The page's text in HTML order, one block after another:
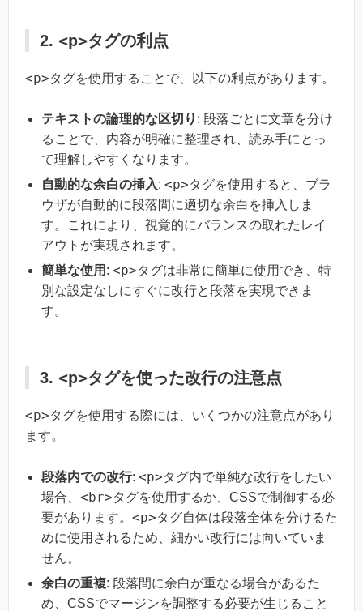
2. <p>タグの利点
<p>タグを使用することで、以下の利点があります。
テキストの論理的な区切り : 段落ごとに文章を分け
ることで、内容が明確に整理され、読み手にとっ
て理解しやすくなります。
自動的な余白の挿入: <p>タグを使用すると、ブラ
ウザが自動的に段落間に適切な余白を挿入しま
す。これにより、視覚的にバランスの取れたレイ
アウトが実現されます。
簡単な使用 : <p>タグは非常に簡単に使用でき、特
別な設定なしにすぐに改行と段落を実現できま
す。
3. <p>タグを使った改行の注意点
<p>タグを使用する際には、いくつかの注意点があり
ます。
段落内での改行: <p>タグ内で単純な改行をしたい
場合、 <br>タグを使用するか、CSSで制御する必
要があります。 <p>タグ自体は段落全体を分けるた
めに使用されるため、細かい改行には向いていま
せん。
余白の重複: 段落間に余白が重なる場合があるた
め、CSSでマージンを調整する必要が生じること